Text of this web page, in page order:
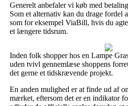
Generelt anbefaler vi køb med
Som et alternativ kan du drage fordel
som for eksempel ViaBill, hvis du
et længere tidsrum.
Inden folk shopper hos en Lampe
uden tvivl gennemlæse shoppens
det gerne et tidskrævende projekt.
En anden mulighed er at finde ud af
mærket, eftersom det er en indikator